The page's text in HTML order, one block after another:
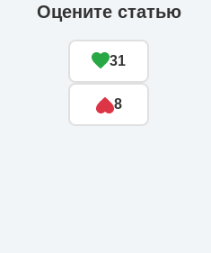
Оцените статью
31
8